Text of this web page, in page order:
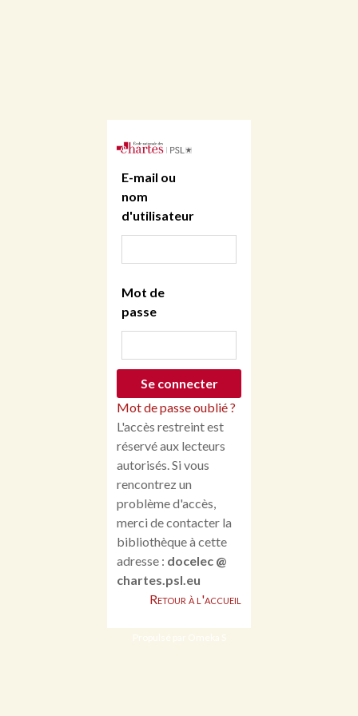
E-mail ou
nom
d'utilisateur
Mot de
passe
Mot de passe oublié ?
L'accès restreint est
réservé aux lecteurs
autorisés. Si vous
rencontrez un
problème d'accès,
merci de contacter la
bibliothèque à cette
adresse : docelec @
chartes.psl.eu
Retour à l'accueil
Propulsé par Omeka S